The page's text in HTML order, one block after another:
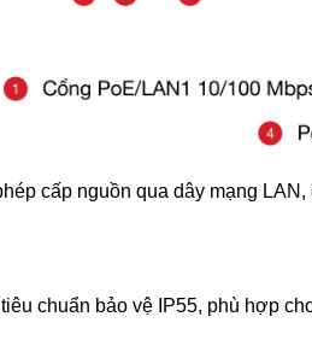
cấp nguồn qua dây mạng
chuẩn bảo vệ IP55, phù hợp